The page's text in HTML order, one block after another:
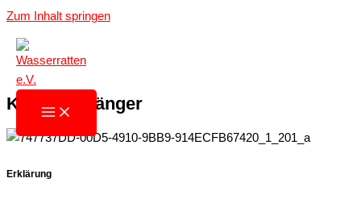
Zum Inhalt springen
Kraul - Anfänger
Erklärung